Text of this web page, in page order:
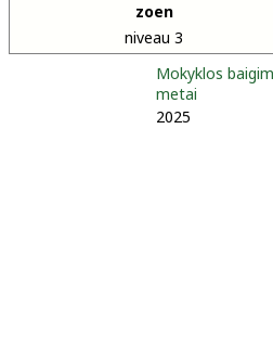
zoen
niveau 3
Mokyklos
metai
2025